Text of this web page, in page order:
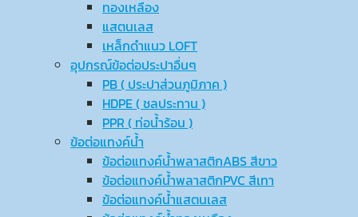
ทองเหลือง
แสตนเลส
เหล็กดำแนว LOFT
อุปกรณ์ข้อต่อประปาอื่นๆ
PB ( ประปาส่วนภูมิภาค )
HDPE ( ชลประทาน )
PPR ( ท่อน้ำร้อน )
ข้อต่อแทงค์น้ำ
ข้อต่อแทงค์น้ำพลาสติกABS สีขาว
ข้อต่อแทงค์น้ำพลาสติกPVC สีเทา
ข้อต่อแทงค์น้ำแสตนเลส